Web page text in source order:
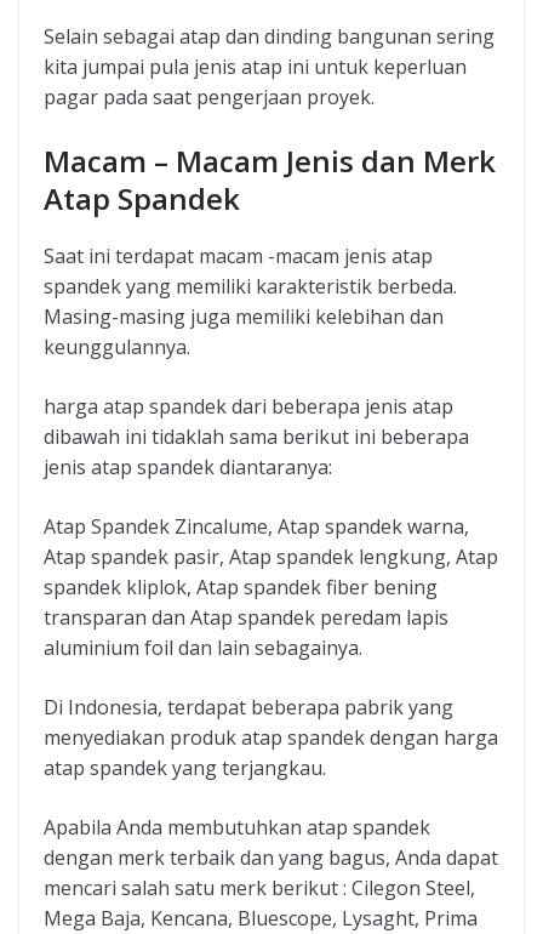
Selain sebagai atap dan dinding bangunan sering
kita jumpai pula jenis atap ini untuk keperluan
pagar pada saat pengerjaan proyek.
Macam – Macam Jenis dan Merk
Atap Spandek
Saat ini terdapat macam -macam jenis atap
spandek yang memiliki karakteristik berbeda.
Masing-masing juga memiliki kelebihan dan
keunggulannya.
harga atap spandek dari beberapa jenis atap
dibawah ini tidaklah sama berikut ini beberapa
jenis atap spandek diantaranya:
Atap Spandek Zincalume, Atap spandek warna,
Atap spandek pasir, Atap spandek lengkung, Atap
spandek kliplok, Atap spandek fiber bening
transparan dan Atap spandek peredam lapis
aluminium foil dan lain sebagainya.
Di Indonesia, terdapat beberapa pabrik yang
menyediakan produk atap spandek dengan harga
atap spandek yang terjangkau.
Apabila Anda membutuhkan atap spandek
dengan merk terbaik dan yang bagus, Anda dapat
mencari salah satu merk berikut : Cilegon Steel,
Mega Baja, Kencana, Bluescope, Lysaght, Prima